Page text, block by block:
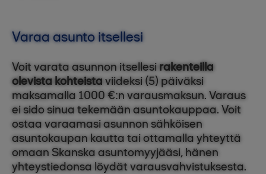
Varaa asunto itsellesi
Voit varata asunnon itsellesirakenteilla
olevista kohteistaviideksi (5) päiväksi
maksamalla 1000 €:n varausmaksun. Varaus
ei sido sinua tekemään asuntokauppaa. Voit
ostaa varaamasi asunnon sähköisen
asuntokaupan kautta tai ottamalla yhteyttä
omaan Skanska asuntomyyjääsi, hänen
yhteystiedonsa löydät varausvahvistuksesta.